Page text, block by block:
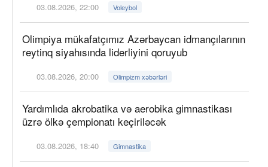
03.08.2026, 22:00 Voleybol
Olimpiya mükafatçımız Azərbaycan idmançılarının
reytinq siyahısında liderliyini qoruyub
03.08.2026, 20:00 Olimpizm xəbərləri
Yardımlıda akrobatika və aerobika gimnastikası
üzrə ölkə çempionatı keçiriləcək
03.08.2026, 18:40 Gimnastika